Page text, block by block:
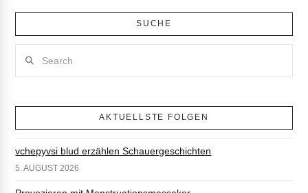
SUCHE
AKTUELLSTE FOLGEN
vchepyvsi blud erzählen Schauergeschichten
5. AUGUST 2026